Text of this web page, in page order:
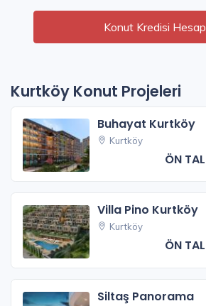
Konut Kredisi
Kurtköy Konut Projeleri
Buhayat Kurtköy
Kurtköy
ÖN
Villa Pino Kurtköy
Kurtköy
ÖN
Siltaş Panorama